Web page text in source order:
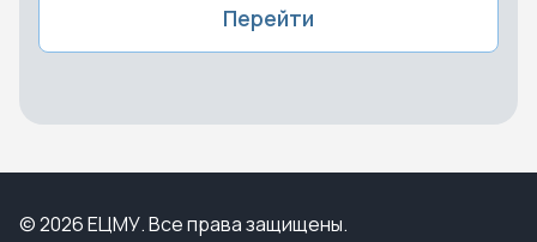
Перейти
© 2026 ЕЦМУ. Все права защищены.